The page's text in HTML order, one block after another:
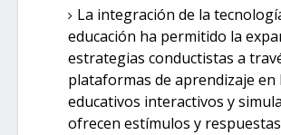
La integración de la
educación ha permitido la
estrategias conductistas a
plataformas de aprendizaje en
educativos interactivos y
ofrecen estímulos y